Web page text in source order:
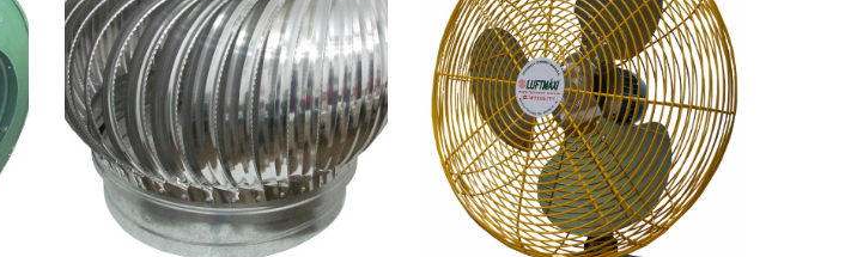
MAIS INFORMAÇÕES MAIS INFORMAÇÕES